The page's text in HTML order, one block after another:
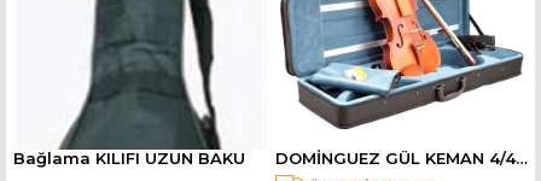
Bağlama KILIFI UZUN BAKU DOMİNGUEZ GÜL KEMAN 4/4 (DVR44CRG)